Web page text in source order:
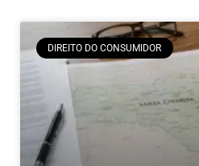
DIREITO DO CONSUMIDOR